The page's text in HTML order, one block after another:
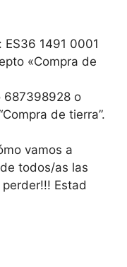
1491 0001
«Compra de
687398928 o
de tierra”.
vamos a
todos/as las
Estad